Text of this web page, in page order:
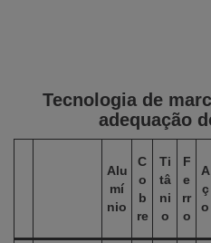
Tecnologia de
adequação
Alu
mí
nio
C
o
b
re
Ti
tâ
ni
o
F
e
rr
o
A
ç
o